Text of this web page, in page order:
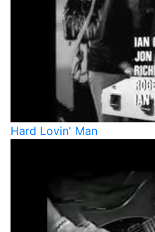
Hard Lovin' Man